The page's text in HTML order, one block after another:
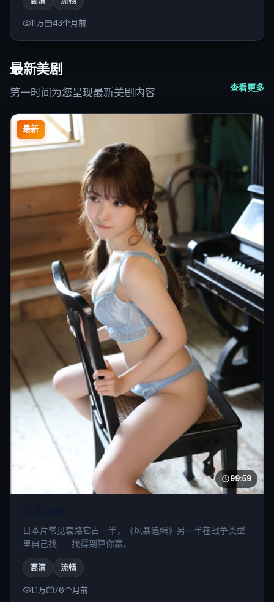
11万 43个月前
最新美剧
第一时间为您呈现最新美剧内容 查看更多
最新
99:59
日本片常见套路它占一半，《风暴追缉》另一半在战争类型
里自己找——找得到算你赢。
高清 流畅
1.1万 76个月前